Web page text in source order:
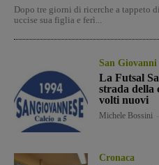
Dopo tre giorni di ricerche a tappeto
uccise sua figlia e ferì...
San
La Futsal
strada della
volti nuovi
Michele Bossini
Cronaca